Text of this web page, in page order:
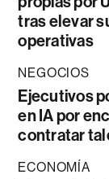
tras elevar
operativas
NEGOCIOS
Ejecutivos
en IA por
contratar
ECONOMÍA